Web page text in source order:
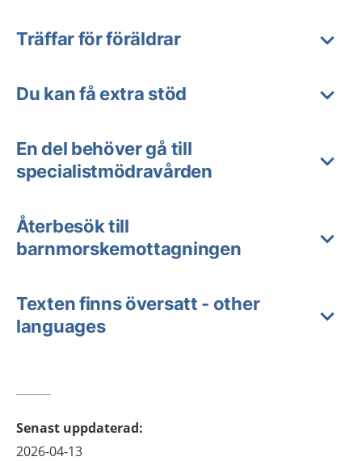
Träffar för föräldrar
Du kan få extra stöd
En del behöver gå till
specialistmödravården
Återbesök till
barnmorskemottagningen
Texten finns översatt - other
languages
Senast uppdaterad:
2026-04-13